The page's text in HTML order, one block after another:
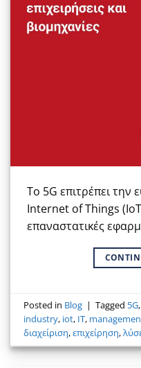
Το 5G επιτρέπει την
Internet of Things
επαναστατικές
Posted in Blog | Tagged 5G,
industry, iot, IT,
διαχείριση,επιχείρηση,